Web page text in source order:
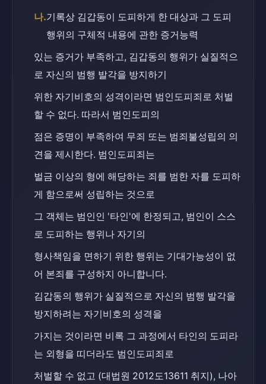
나.기록상 김갑동이 도피하게 한 대상과 그 도피
행위의 구체적 내용에 관한 증거능력
있는 증거가 부족하고, 김갑동의 행위가 실질적으
로 자신의 범행 발각을 방지하기
위한 자기비호의 성격이라면 범인도피죄로 처벌
할 수 없다. 따라서 범인도피의
점은 증명이 부족하여 무죄 또는 범죄불성립의 의
견을 제시한다. 범인도피죄는
벌금 이상의 형에 해당하는 죄를 범한 자를 도피하
게 함으로써 성립하는 것으로
그 객체는 범인인 '타인'에 한정되고, 범인이 스스
로 도피하는 행위나 자기의
형사책임을 면하기 위한 행위는 기대가능성이 없
어 본죄를 구성하지 아니합니다.
김갑동의 행위가 실질적으로 자신의 범행 발각을
방지하려는 자기비호의 성격을
가지는 것이라면 비록 그 과정에서 타인의 도피라
는 외형을 띠더라도 범인도피죄로
처벌할 수 없고 (대법원 2012도13611 취지), 나아